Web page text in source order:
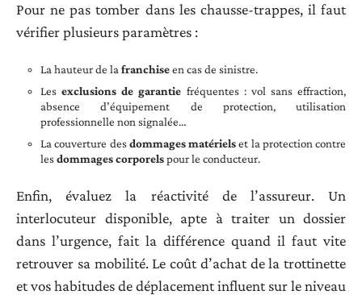
Pour ne pas tomber dans les chausse-trappes, il faut
vérifier plusieurs paramètres :
La hauteur de la franchiseen cas de sinistre.
Lesexclusions de garantie fréquentes : vol sans effraction,
absence d’équipement de protection, utilisation
professionnelle non signalée…
La couverture desdommages matérielset la protection contre
lesdommages corporelspour le conducteur.
Enfin, évaluez la réactivité de l’assureur. Un
interlocuteur disponible, apte à traiter un dossier
dans l’urgence, fait la différence quand il faut vite
retrouver sa mobilité. Le coût d’achat de la trottinette
et vos habitudes de déplacement influent sur le niveau